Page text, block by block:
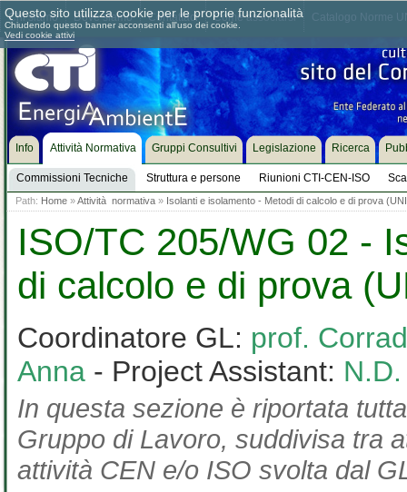
Chi siamo Dove siamo Contattaci Come associarsi
Info Attività Normativa
Commissioni Tecniche Struttura e persone Riunioni CTI-CEN-ISO
Gruppi Consultivi Legislazione Ricerca
Path: Home »Attività normativa » Isolanti e isolamento - Metodi di calcolo e di prova
ISO/TC 205/WG 02 -
di calcolo e di prova
Coordinatore GL: prof.
Anna - Project Assistant: N.D.
In questa sezione è riportata
Gruppo di Lavoro, suddivisa tra
attività CEN e/o ISO svolta dal
Questo sito utilizza cookie per le proprie funzionalità
Chiudendo questo banner acconsenti all'uso dei cookie.
Vedi cookie attivi